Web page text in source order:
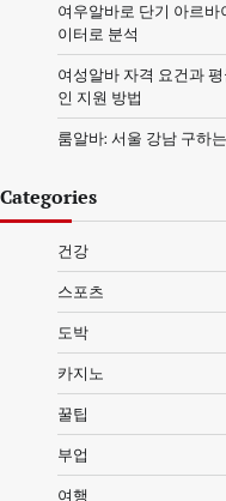
여우알바로 단기 아르바
이터로 분석
여성알바 자격 요건과
인 지원 방법
룸알바: 서울 강남 구하
Categories
건강
스포츠
도박
카지노
꿀팁
부업
여행